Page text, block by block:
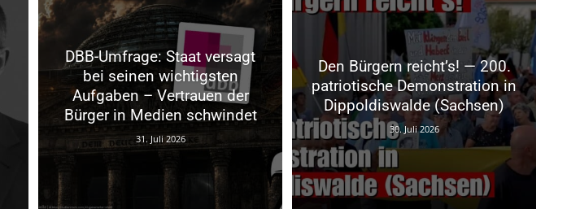
DBB-Umfrage: Staat versagt
bei seinen wichtigsten
Aufgaben – Vertrauen der
Bürger in Medien schwindet
31. Juli 2026
Den Bürgern reicht’s! — 200.
patriotische Demonstration in
Dippoldiswalde (Sachsen)
30. Juli 2026